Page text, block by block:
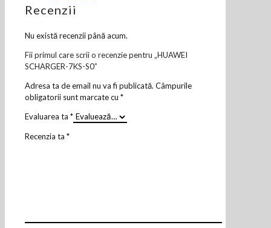
Recenzii
Nu există recenzii până acum.
Fii primul care scrii o recenzie pentru „HUAWEI
SCHARGER-7KS-S0”
Adresa ta de email nu va fi publicată. Câmpurile
obligatorii sunt marcate cu *
Evaluarea ta *
Recenzia ta *